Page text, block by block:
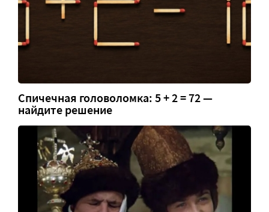
Спичечная головоломка: 5 + 2 = 72 —
найдите решение